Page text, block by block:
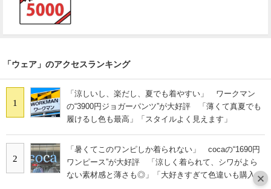
「ウェア」のアクセスランキング
1
「涼しいし、楽だし、夏でも着やすい」 ワークマン
の“3900円ジョガーパンツ”が大好評 「薄くて真夏でも
履けるし色も最高」「スタイルよく見えます」
2
「暑くてこのワンピしか着られない」 cocaの“1690円
ワンピース”が大好評 「涼しく着られて、シワがよら
ない素材感と薄さも◎」「大好きすぎて色違いも購入」